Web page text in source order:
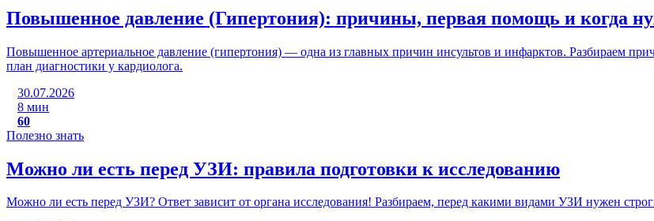
Повышенное давление (Гипертония): причины, первая помощь и когда
Повышенное артериальное давление (гипертония) — одна из главных причин инсультов и инфарктов. Разбираем
план диагностики у кардиолога.
30.07.2026
8 мин
60
Полезно знать
Можно ли есть перед УЗИ: правила подготовки к исследованию
Можно ли есть перед УЗИ? Ответ зависит от органа исследования! Разбираем, перед какими видами УЗИ нужен